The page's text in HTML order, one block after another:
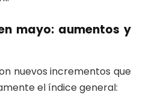
mayo: aumentos y
nuevos incrementos que
el índice general: